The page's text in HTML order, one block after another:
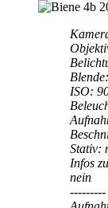
ISO:
Stativ:
Infos
nein
---------